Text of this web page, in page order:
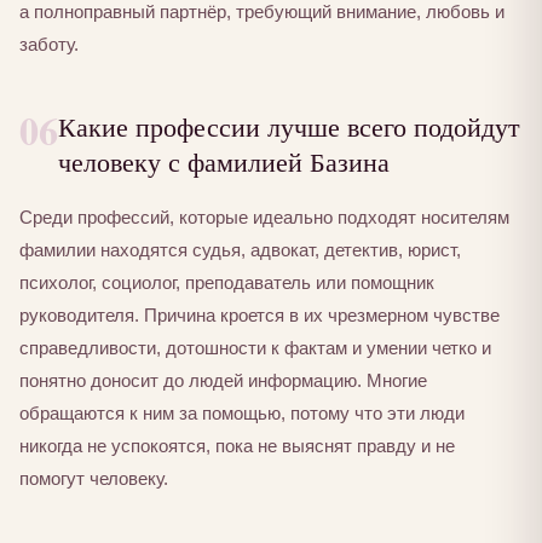
а полноправный партнёр, требующий внимание, любовь и
заботу.
06Какие профессии лучше всего подойдут
человеку с фамилией Базина
Среди профессий, которые идеально подходят носителям
фамилии находятся судья, адвокат, детектив, юрист,
психолог, социолог, преподаватель или помощник
руководителя. Причина кроется в их чрезмерном чувстве
справедливости, дотошности к фактам и умении четко и
понятно доносит до людей информацию. Многие
обращаются к ним за помощью, потому что эти люди
никогда не успокоятся, пока не выяснят правду и не
помогут человеку.